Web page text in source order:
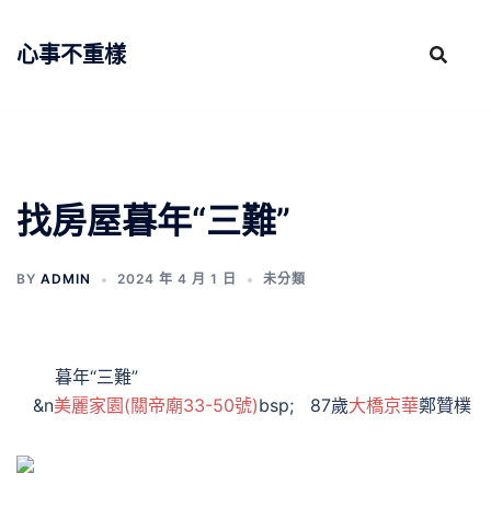
心事不重樣
找房屋暮年“三難”
BY ADMIN 2024 年 4 月 1 日 未分類
暮年“三難”
&n美麗家園(關帝廟33-50號)bsp; 87歲大橋京華鄭贊樸